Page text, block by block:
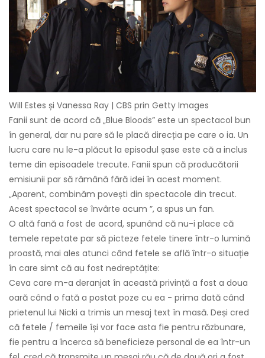
Will Estes și Vanessa Ray | CBS prin Getty Images
Fanii sunt de acord că „Blue Bloods” este un spectacol bun
în general, dar nu pare să le placă direcția pe care o ia. Un
lucru care nu le-a plăcut la episodul șase este că a inclus
teme din episoadele trecute. Fanii spun că producătorii
emisiunii par să rămână fără idei în acest moment.
„Aparent, combinăm povești din spectacole din trecut.
Acest spectacol se învârte acum ”, a spus un fan.
O altă fană a fost de acord, spunând că nu-i place că
temele repetate par să picteze fetele tinere într-o lumină
proastă, mai ales atunci când fetele se află într-o situație
în care simt că au fost nedreptățite:
Ceva care m-a deranjat în această privință a fost a doua
oară când o fată a postat poze cu ea - prima dată când
prietenul lui Nicki a trimis un mesaj text în masă. Deși cred
că fetele / femeile își vor face asta fie pentru răzbunare,
fie pentru a încerca să beneficieze personal de ea într-un